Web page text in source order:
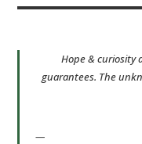
Hope & curiosity
guarantees. The